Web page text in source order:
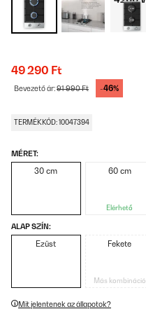
49 290 Ft
Bevezető ár:91 990 Ft -46%
TERMÉKKÓD: 10047394
MÉRET:
30 cm 60 cm
Elérhető
ALAP SZÍN:
Ezüst Fekete
Más kombináció
Mit jelentenek az állapotok?